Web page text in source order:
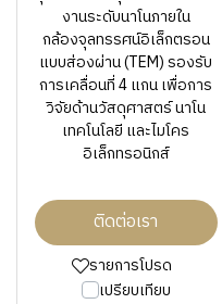
งานระดับนาโนภายใน
กล้องจุลทรรศน์อิเล็กตรอน
แบบส่องผ่าน (TEM) รองรับ
การเคลื่อนที่ 4 แกน เพื่อการ
วิจัยด้านวัสดุศาสตร์ นาโน
เทคโนโลยี และไมโคร
อิเล็กทรอนิกส์
ติดต่อเรา
รายการโปรด
เปรียบเทียบ